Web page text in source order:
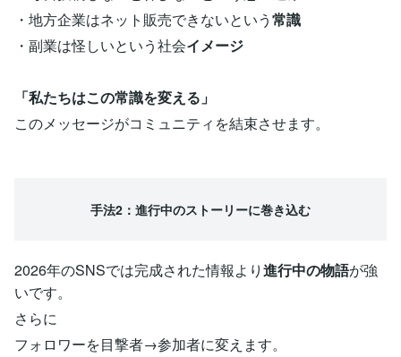
・地方企業はネット販売できないという常識
・副業は怪しいという社会イメージ
「私たちはこの常識を変える」
このメッセージがコミュニティを結束させます。
手法2：進行中のストーリーに巻き込む
2026年のSNSでは完成された情報より進行中の物語が強
いです。
さらに
フォロワーを目撃者→参加者に変えます。